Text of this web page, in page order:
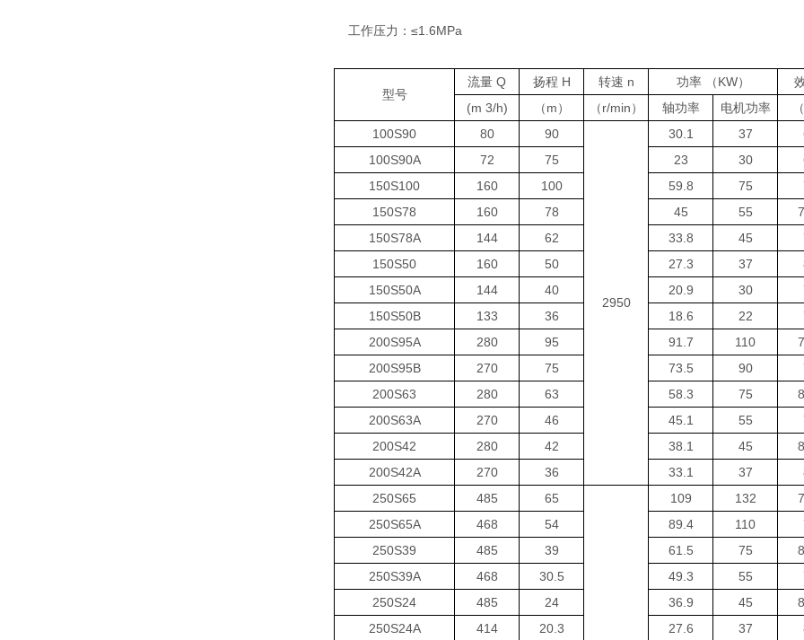
工作压力：≤1.6MPa
型号
流量 Q 扬程 H 转速 n 功率 （KW）
(m 3/h)
（m） （r/min） 轴功率 电机功率
100S90
80 90
2950
30.1 37
100S90A
72 75 23 30
150S100
160 100 59.8 75
150S78
160 78 45 55
150S78A
144 62 33.8 45
150S50
160 50 27.3 37
150S50A
144 40 20.9 30
150S50B
133 36 18.6 22
200S95A
280 95 91.7 110
200S95B
270 75 73.5 90
200S63
280 63 58.3 75
200S63A
270 46 45.1 55
200S42
280 42 38.1 45
200S42A
270 36 33.1 37
250S65
485 65 109 132
250S65A
468 54 89.4 110
250S39
485 39 61.5 75
250S39A
468 30.5 49.3 55
250S24
485 24 36.9 45
250S24A
414 20.3 27.6 37